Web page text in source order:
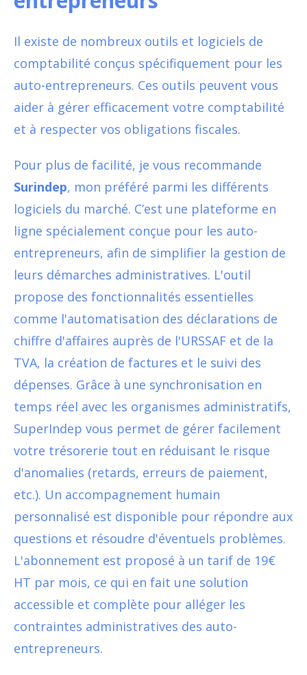
Il existe de nombreux outils et logiciels de
comptabilité conçus spécifiquement pour les
auto-entrepreneurs. Ces outils peuvent vous
aider à gérer efficacement votre comptabilité
et à respecter vos obligations fiscales.
Pour plus de facilité, je vous recommande
Surindep, mon préféré parmi les différents
logiciels du marché. C’est une plateforme en
ligne spécialement conçue pour les auto-
entrepreneurs, afin de simplifier la gestion de
leurs démarches administratives. L'outil
propose des fonctionnalités essentielles
comme l'automatisation des déclarations de
chiffre d'affaires auprès de l'URSSAF et de la
TVA, la création de factures et le suivi des
dépenses. Grâce à une synchronisation en
temps réel avec les organismes administratifs,
SuperIndep vous permet de gérer facilement
votre trésorerie tout en réduisant le risque
d'anomalies (retards, erreurs de paiement,
etc.). Un accompagnement humain
personnalisé est disponible pour répondre aux
questions et résoudre d'éventuels problèmes.
L'abonnement est proposé à un tarif de 19€
HT par mois, ce qui en fait une solution
accessible et complète pour alléger les
contraintes administratives des auto-
entrepreneurs.